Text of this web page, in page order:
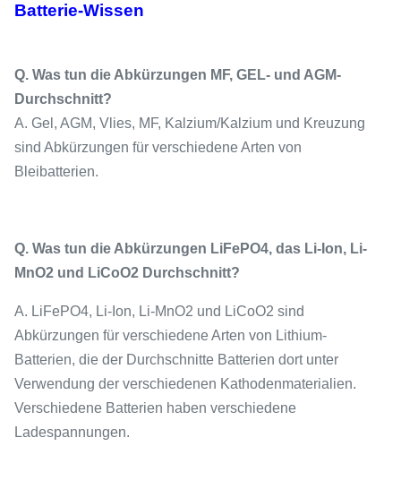
Batterie-Wissen
Q. Was tun die Abkürzungen MF, GEL- und AGM-
Durchschnitt?
A. Gel, AGM, Vlies, MF, Kalzium/Kalzium und Kreuzung
sind Abkürzungen für verschiedene Arten von
Bleibatterien.
Q. Was tun die Abkürzungen LiFePO4, das Li-Ion, Li-
MnO2 und LiCoO2 Durchschnitt?
A. LiFePO4, Li-Ion, Li-MnO2 und LiCoO2 sind
Abkürzungen für verschiedene Arten von Lithium-
Batterien, die der Durchschnitte Batterien dort unter
Verwendung der verschiedenen Kathodenmaterialien.
Verschiedene Batterien haben verschiedene
Ladespannungen.